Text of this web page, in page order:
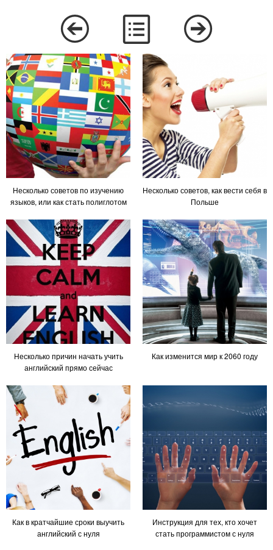
Несколько советов по изучению
языков, или как стать полиглотом
Несколько советов, как вести себя в
Польше
Несколько причин начать учить
английский прямо сейчас
Как изменится мир к 2060 году
Как в кратчайшие сроки выучить
английский с нуля
Инструкция для тех, кто хочет
стать программистом с нуля